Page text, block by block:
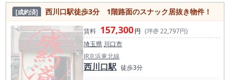
岩駅は、 1日平均乗車人員 約70,880人（令和5年度）。 本物件
は駅前型ではなく、 国道14号線沿いの生活動線・通行動線を
取り込める立地です。 周辺には ・ビックカメラ ・しまむら ・
江戸川区総合文化センター ・江戸川高校 などがあり、 平日昼
／夕方／夜で人の流れが切り替わるエリアです。 内装は美麗な
状態で、 同業態であればスムーズに営業開始が可能。 造作代
がかからないため、 仕込み・看板・メニュー開発に資金を充て
やすい点もポイントです。 「初期費用を抑えて独立したい」
「失敗リスクをできるだけ下げたい」 そんな方に、まずご検討
[成約済] 西川口駅徒歩3分 1階路面のスナック居抜き物件！
賃料 157,300円 (坪@ 22,797円)
埼玉県 川口市
JR京浜東北線
西川口駅 徒歩3分